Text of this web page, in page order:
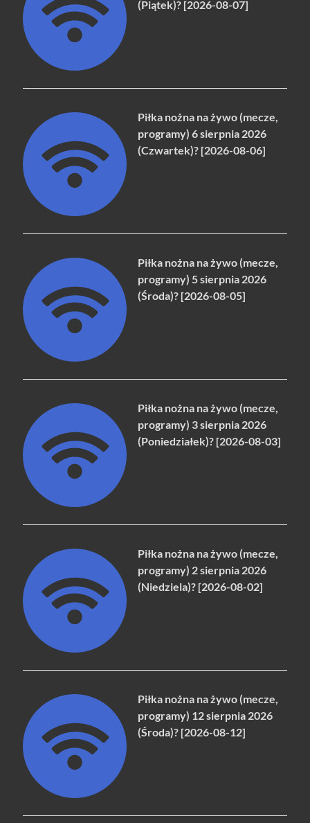
(Piątek)? [2026-08-07]
Piłka nożna na żywo (mecze,
programy) 6 sierpnia 2026
(Czwartek)? [2026-08-06]
Piłka nożna na żywo (mecze,
programy) 5 sierpnia 2026
(Środa)? [2026-08-05]
Piłka nożna na żywo (mecze,
programy) 3 sierpnia 2026
(Poniedziałek)? [2026-08-03]
Piłka nożna na żywo (mecze,
programy) 2 sierpnia 2026
(Niedziela)? [2026-08-02]
Piłka nożna na żywo (mecze,
programy) 12 sierpnia 2026
(Środa)? [2026-08-12]